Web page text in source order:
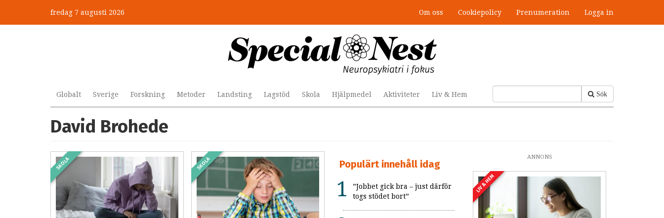
huvudinnehåll
fredag 7 augusti 2026 Om oss Cookiepolicy Prenumeration Logga in
Sök
Globalt Sverige Forskning Metoder Landsting Lagstöd Skola Hjälpmedel Aktiviteter Liv & Hem
David Brohede
SKOLA SKOLA Populärt innehåll idag
”Jobbet gick bra – just därför
togs stödet bort”
ANNONS
LIV & HEM